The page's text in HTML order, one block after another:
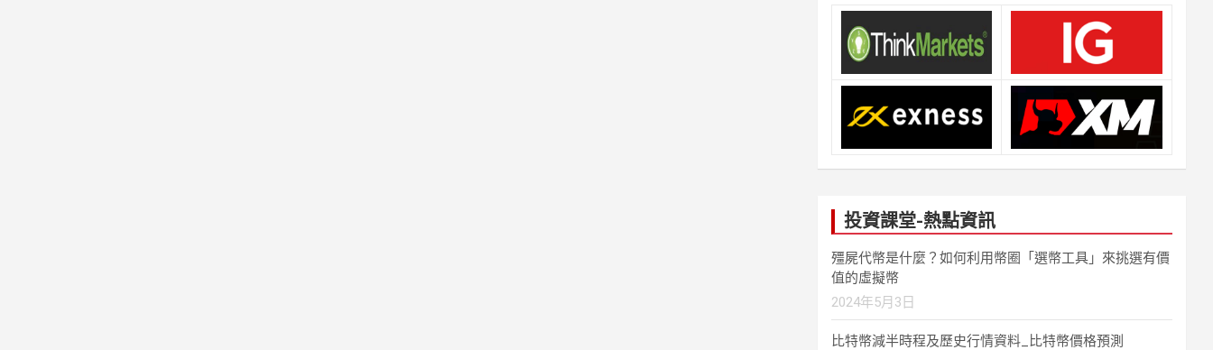
投資課堂-熱點資訊
殭屍代幣是什麼？如何利用幣圈「選幣工具」來挑選有價
值的虛擬幣
2024年5月3日
比特幣減半時程及歷史行情資料_比特幣價格預測